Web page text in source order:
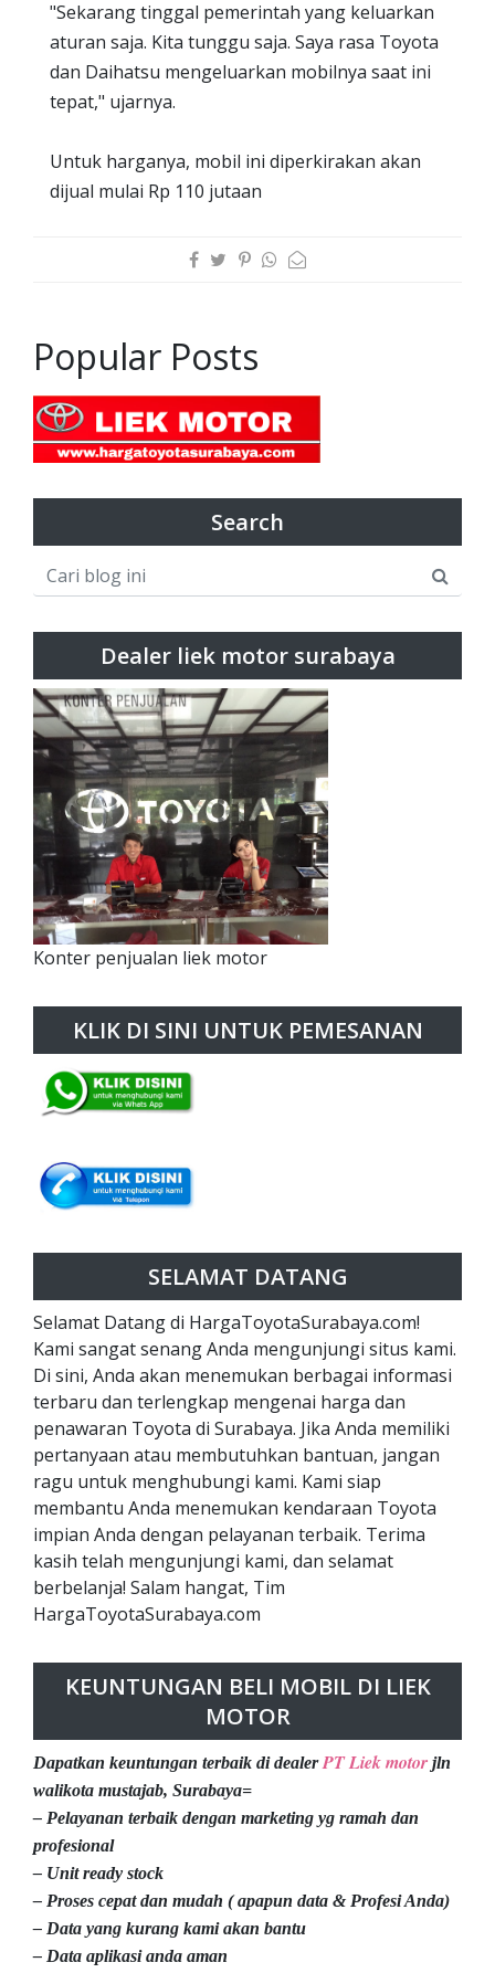
"Sekarang tinggal pemerintah yang keluarkan
aturan saja. Kita tunggu saja. Saya rasa Toyota
dan Daihatsu mengeluarkan mobilnya saat ini
tepat," ujarnya.
Untuk harganya, mobil ini diperkirakan akan
dijual mulai Rp 110 jutaan
Popular Posts
Search
Dealer liek motor surabaya
Konter penjualan liek motor
KLIK DI SINI UNTUK PEMESANAN
SELAMAT DATANG
Selamat Datang di HargaToyotaSurabaya.com!
Kami sangat senang Anda mengunjungi situs kami.
Di sini, Anda akan menemukan berbagai informasi
terbaru dan terlengkap mengenai harga dan
penawaran Toyota di Surabaya. Jika Anda memiliki
pertanyaan atau membutuhkan bantuan, jangan
ragu untuk menghubungi kami. Kami siap
membantu Anda menemukan kendaraan Toyota
impian Anda dengan pelayanan terbaik. Terima
kasih telah mengunjungi kami, dan selamat
berbelanja! Salam hangat, Tim
HargaToyotaSurabaya.com
KEUNTUNGAN BELI MOBIL DI LIEK
MOTOR
Dapatkan keuntungan terbaik di dealerPT Liek motor jln
walikota mustajab, Surabaya=
– Pelayanan terbaik dengan marketing yg ramah dan
profesional
– Unit ready stock
– Proses cepat dan mudah ( apapun data & Profesi Anda)
– Data yang kurang kami akan bantu
– Data aplikasi anda aman